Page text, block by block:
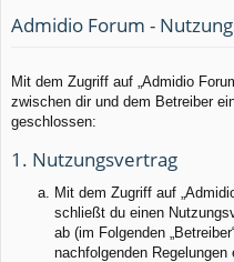
Admidio Forum -
Mit dem Zugriff auf „Admidio
zwischen dir und dem Betreiber
geschlossen:
1. Nutzungsvertrag
Mit dem Zugriff auf
schließt du einen
ab (im Folgenden
nachfolgenden Regelungen